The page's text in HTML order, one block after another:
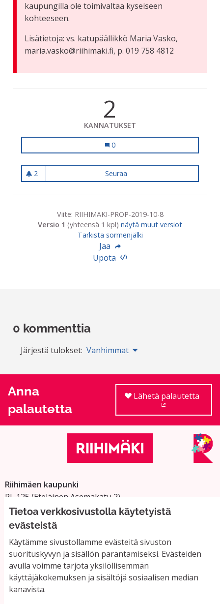
Tietoa verkkosivustolla käytetyistä
evästeistä
Käytämme sivustollamme evästeitä sivuston
suorituskyvyn ja sisällön parantamiseksi. Evästeiden
avulla voimme tarjota yksilöllisemmän
käyttäjäkokemuksen ja sisältöjä sosiaalisen median
kanavista.
kaupungilla ole toimivaltaa kyseiseen
kohteeseen.
Lisätietoja: vs. katupäällikkö Maria Vasko,
maria.vasko@riihimaki.fi, p. 019 758 4812
2
KANNATUKSET
Kunnostetaan Hiihtomajantie!
0
2
2 seuraajaa
Seuraa
Viite: RIIHIMAKI-PROP-2019-10-8
Versio 1 (yhteensä 1 kpl) näytä muut versiot
Tarkista sormenjälki
Jaa
Upota
0 kommenttia
Järjestä tulokset: Vanhimmat
Anna
palautetta
Lähetä palautetta
Riihimäen kaupunki
PL 125 (Eteläinen Asemakatu 2)
11101 Riihimäki
Vaihde: 019 758 4000
Sähköpostiosoitteet:
etunimi.sukunimi@riihimaki.fi
Yhteystiedot ja usein kysyttyä
Käyttöehdot